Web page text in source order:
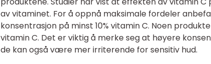
av vitaminet. For å oppnå maksimale fordeler
konsentrasjon på minst 10% vitamin C. Noen
vitamin C. Det er viktig å merke seg at høyere
de kan også være mer irriterende for sensitiv hud.